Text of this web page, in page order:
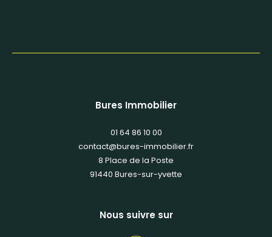
Bures Immobilier
01 64 86 10 00
contact@bures-immobilier.fr
8 Place de la Poste
91440
bures-sur-yvette
Nous suivre sur